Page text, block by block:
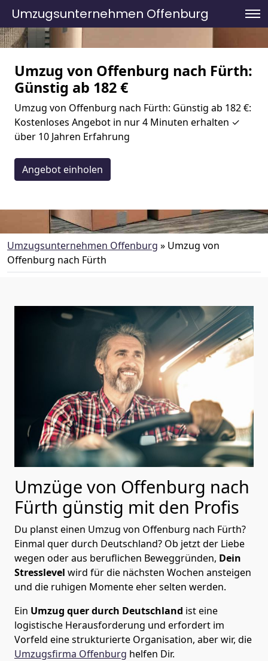
Umzugsunternehmen Offenburg
Umzug von Offenburg nach Fürth:
Günstig ab 182 €
Umzug von Offenburg nach Fürth: Günstig ab 182 €:
Kostenloses Angebot in nur 4 Minuten erhalten ✓
über 10 Jahren Erfahrung
Angebot einholen
Umzugsunternehmen Offenburg » Umzug von
Offenburg nach Fürth
Umzüge von Offenburg nach
Fürth günstig mit den Profis
Du planst einen Umzug von Offenburg nach Fürth?
Einmal quer durch Deutschland? Ob jetzt der Liebe
wegen oder aus beruflichen Beweggründen, Dein
Stresslevel wird für die nächsten Wochen ansteigen
und die ruhigen Momente eher selten werden.
Ein Umzug quer durch Deutschland ist eine
logistische Herausforderung und erfordert im
Vorfeld eine strukturierte Organisation, aber wir, die
Umzugsfirma Offenburg helfen Dir.